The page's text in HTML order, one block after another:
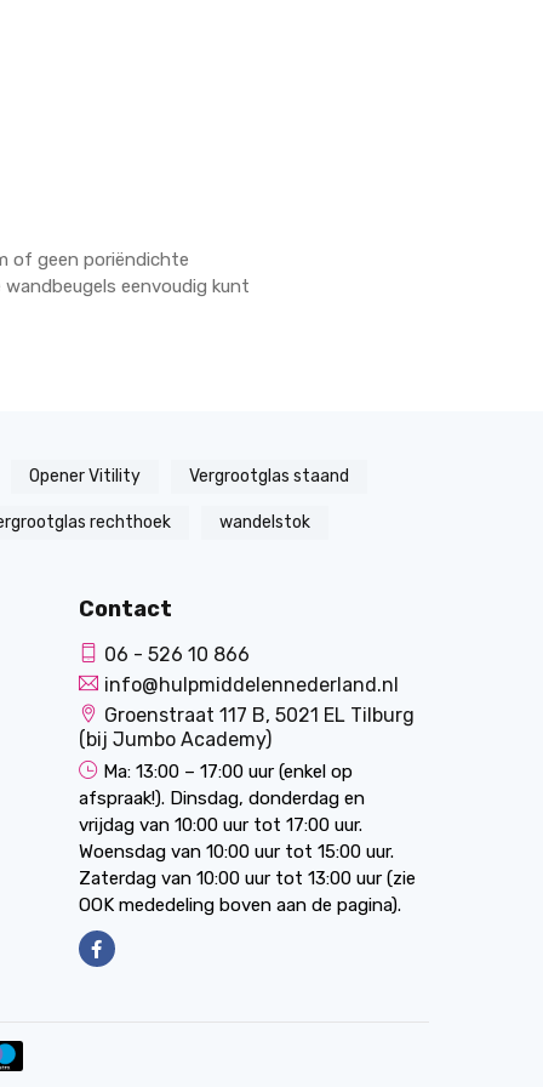
of geen poriëndichte
eenvoudig kunt
Opener Vitility Vergrootglas staand
rechthoek wandelstok
Contact
06 - 526 10 866
info@hulpmiddelennederland.nl
Groenstraat 117 B, 5021 EL Tilburg
(bij Jumbo Academy)
Ma: 13:00 – 17:00 uur (enkel op
afspraak!). Dinsdag, donderdag en
vrijdag van 10:00 uur tot 17:00 uur.
Woensdag van 10:00 uur tot 15:00 uur.
Zaterdag van 10:00 uur tot 13:00 uur (zie
OOK mededeling boven aan de pagina).